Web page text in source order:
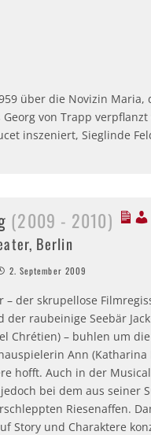
über die Novizin
von Trapp
inszeniert, Sieglinde
(2009 - 2010)
Berlin
2. September 2009
– der skrupellose
der raubeinige Seebär
Chrétien) – buhlen um
Ann (Katharina
hofft. Auch in der
bei dem aus seiner
Riesenaffen.
Story und Charaktere